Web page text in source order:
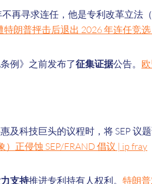
再寻求连任，他是专利改革立法
朗普抨击后退出 2026 年连任竞
例》之前发布了征集证据公告。
及科技巨头的议程时，将 SEP 议
正侵蚀 SEP/FRAND 倡议 | ip fray
支持推进专利持有人权利。 特朗